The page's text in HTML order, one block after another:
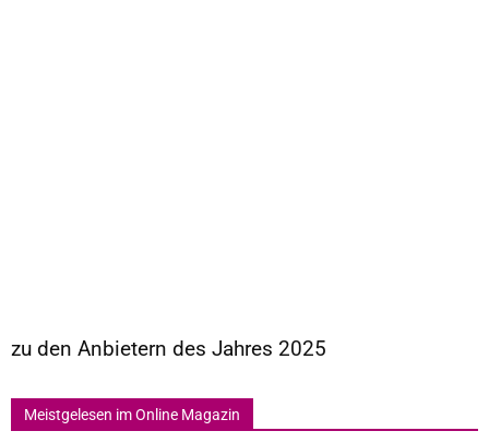
zu den Anbietern des Jahres 2025
Meistgelesen im Online Magazin